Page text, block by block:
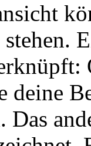
stehen.
deine
Das